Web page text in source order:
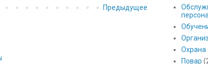
Предыдущее
Охрана
Повар